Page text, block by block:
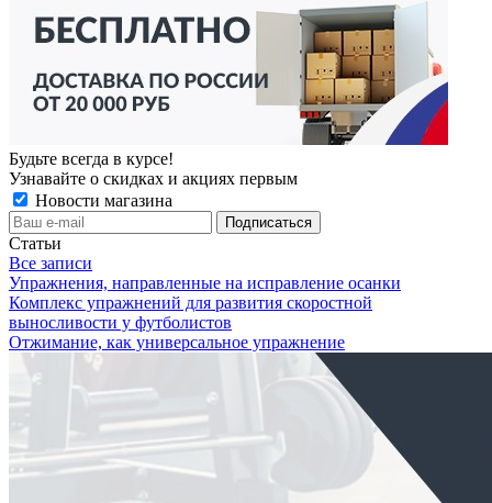
Будьте всегда в курсе!
Узнавайте о скидках и акциях первым
Новости магазина
Статьи
Все записи
Упражнения, направленные на исправление осанки
Комплекс упражнений для развития скоростной
выносливости у футболистов
Отжимание, как универсальное упражнение